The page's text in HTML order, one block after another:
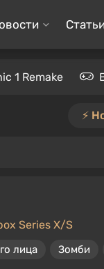
1 Remake
⚡️
Series X/S
лица Зомби